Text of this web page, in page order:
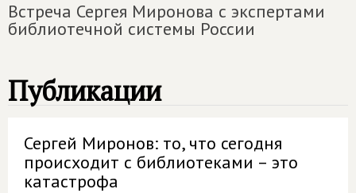
Встреча Сергея Миронова с экспертами
библиотечной системы России
Публикации
Сергей Миронов: то, что сегодня
происходит с библиотеками – это
катастрофа